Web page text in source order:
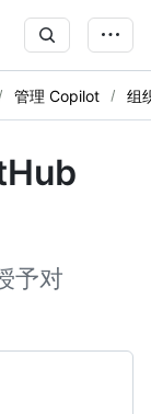
管理 Copilot 组
予对